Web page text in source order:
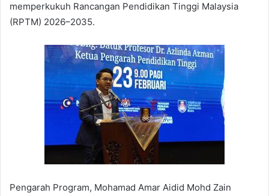
memperkukuh Rancangan Pendidikan Tinggi Malaysia
(RPTM) 2026–2035.
Pengarah Program, Mohamad Amar Aidid Mohd Zain